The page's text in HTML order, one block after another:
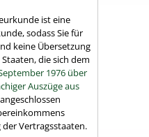
ist eine
sodass Sie für
keine Übersetzung
die sich dem
1976 über
Auszüge aus
angeschlossen
Vertragsstaaten.